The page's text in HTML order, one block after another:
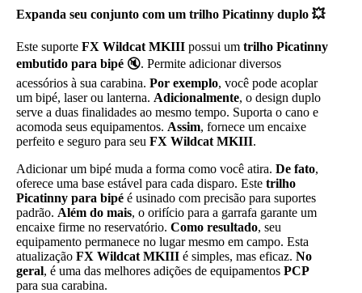
Expanda seu conjunto com um trilho Picatinny duplo 💥
Este suporte FX Wildcat MKIII possui um trilho Picatinny
embutido para bipé 🔇. Permite adicionar diversos
acessórios à sua carabina. Por exemplo, você pode acoplar
um bipé, laser ou lanterna. Adicionalmente, o design duplo
serve a duas finalidades ao mesmo tempo. Suporta o cano e
acomoda seus equipamentos. Assim, fornece um encaixe
perfeito e seguro para seu FX Wildcat MKIII.
Adicionar um bipé muda a forma como você atira. De fato,
oferece uma base estável para cada disparo. Este trilho
Picatinny para bipé é usinado com precisão para suportes
padrão. Além do mais, o orifício para a garrafa garante um
encaixe firme no reservatório. Como resultado, seu
equipamento permanece no lugar mesmo em campo. Esta
atualização FX Wildcat MKIII é simples, mas eficaz. No
geral, é uma das melhores adições de equipamentos PCP
para sua carabina.